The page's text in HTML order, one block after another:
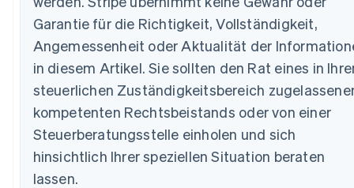
Garantie für die Richtigkeit, Vollständigkeit,
Angemessenheit oder Aktualität der
in diesem Artikel. Sie sollten den Rat eines in
steuerlichen Zuständigkeitsbereich
kompetenten Rechtsbeistands oder von einer
Steuerberatungsstelle einholen und sich
hinsichtlich Ihrer speziellen Situation beraten
lassen.
Belgien
Nederlands FrançaisDeutschEnglish
PortuguêsEnglish
Bulgarien
English
Dänemark
English
Deutschland
Estland
English